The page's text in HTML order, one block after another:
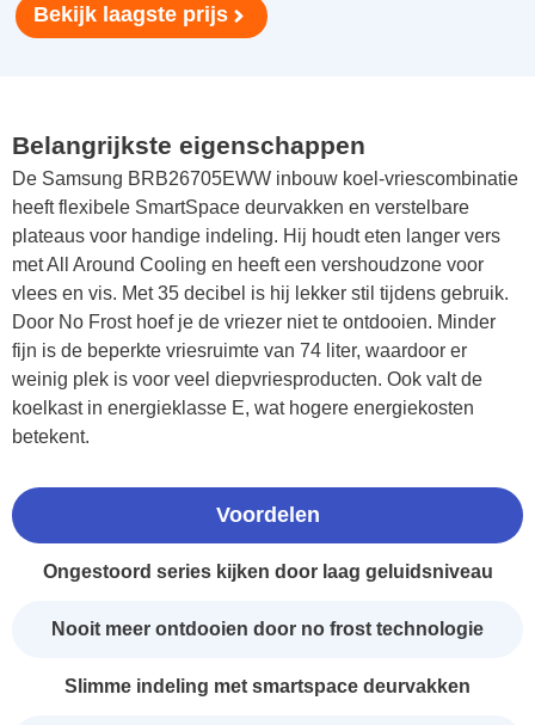
Bekijk laagste prijs
Belangrijkste eigenschappen
De Samsung BRB26705EWW inbouw koel-vriescombinatie
heeft flexibele SmartSpace deurvakken en verstelbare
plateaus voor handige indeling. Hij houdt eten langer vers
met All Around Cooling en heeft een vershoudzone voor
vlees en vis. Met 35 decibel is hij lekker stil tijdens gebruik.
Door No Frost hoef je de vriezer niet te ontdooien. Minder
fijn is de beperkte vriesruimte van 74 liter, waardoor er
weinig plek is voor veel diepvriesproducten. Ook valt de
koelkast in energieklasse E, wat hogere energiekosten
betekent.
Voordelen
Ongestoord series kijken door laag geluidsniveau
Nooit meer ontdooien door no frost technologie
Slimme indeling met smartspace deurvakken